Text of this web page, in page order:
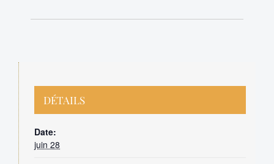
DÉTAILS
Date:
juin 28